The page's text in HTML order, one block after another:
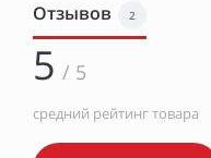
Отзывов 2
5 / 5
средний рейтинг товара